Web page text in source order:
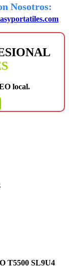
Nosotros:
local.
T5500 SL9U4